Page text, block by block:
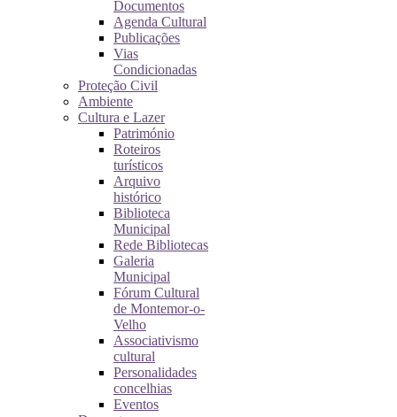
Documentos
Agenda Cultural
Publicações
Vias
Condicionadas
Proteção Civil
Ambiente
Cultura e Lazer
Património
Roteiros
turísticos
Arquivo
histórico
Biblioteca
Municipal
Rede Bibliotecas
Galeria
Municipal
Fórum Cultural
de Montemor-o-
Velho
Associativismo
cultural
Personalidades
concelhias
Eventos